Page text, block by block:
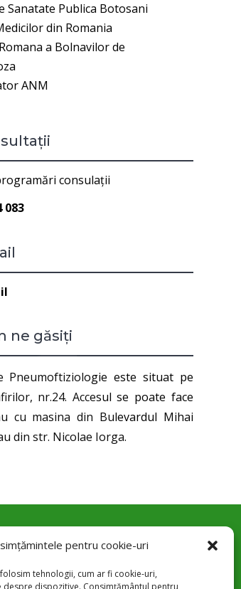
pentru cookie-uri
tehnologii, cum ar fi cookie-uri,
dispozitive. Consimțământul pentru
Sanatate Publica Botosani
din Romania
a Bolnavilor de
ANM
consulații
083
ne găsiți
Pneumoftiziologie este situat pe
nr.24. Accesul se poate face
cu masina din Bulevardul Mihai
din str. Nicolae Iorga.